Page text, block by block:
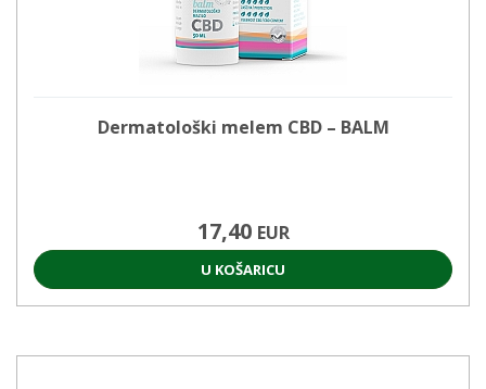
Dermatološki melem CBD – BALM
17,40 EUR
U KOŠARICU